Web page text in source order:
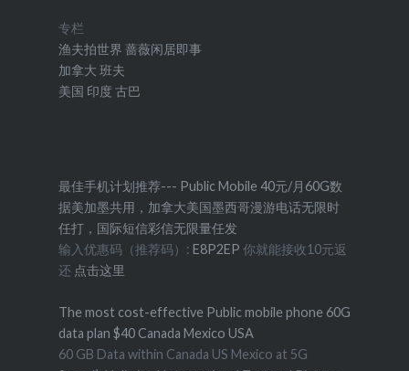
专栏
渔夫拍世界 蔷薇闲居即事
加拿大 班夫
美国 印度 古巴
最佳手机计划推荐--- Public Mobile 40元/月60G数
据美加墨共用，加拿大美国墨西哥漫游电话无限时
任打，国际短信彩信无限量任发
输入优惠码（推荐码）: E8P2EP 你就能接收10元返
还 点击这里
The most cost-effective Public mobile phone 60G
data plan $40 Canada Mexico USA
60 GB Data within Canada US Mexico at 5G